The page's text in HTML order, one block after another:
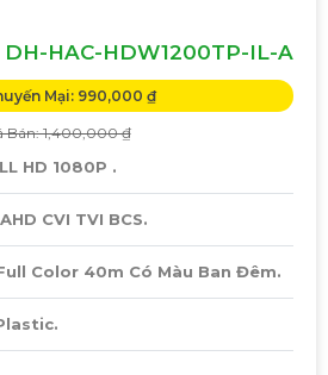
DH-HAC-HDW1200TP-IL-A
Mại: 990,000 ₫
Bán: 1,400,000 ₫
HD 1080P .
AHD CVI TVI BCS.
Color 40m Có Màu Ban Đêm.